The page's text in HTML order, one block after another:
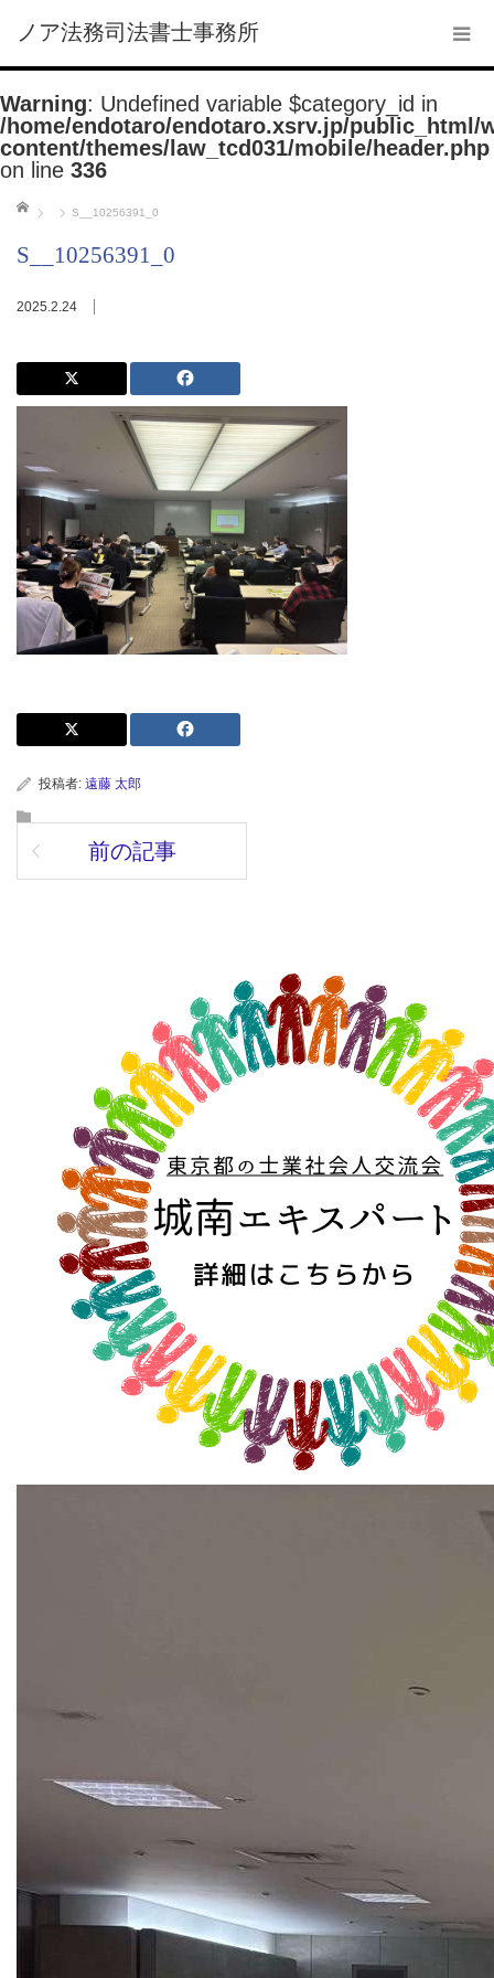
ノア法務司法書士事務所
Warning: Undefined variable $category_id in
/home/endotaro/endotaro.xsrv.jp/public_html/
content/themes/law_tcd031/mobile/header.php
on line 336
ホーム
S__10256391_0
S__10256391_0
2025.2.24
投稿者: 遠藤 太郎
前の記事